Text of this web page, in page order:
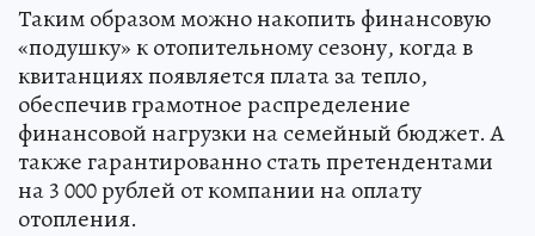
Таким образом можно накопить финансовую
«подушку» к отопительному сезону, когда в
квитанциях появляется плата за тепло,
обеспечив грамотное распределение
финансовой нагрузки на семейный бюджет. А
также гарантированно стать претендентами
на 3 000 рублей от компании на оплату
отопления.